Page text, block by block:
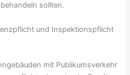
sollten.
und Inspektionspflicht
mit Publikumsverkehr